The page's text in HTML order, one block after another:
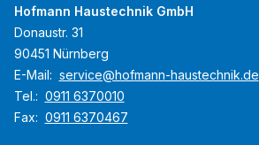
Hofmann Haustechnik GmbH
Donaustr. 31
90451 Nürnberg
E-Mail: service@hofmann-haustechnik.de
Tel.: 0911 6370010
Fax: 0911 6370467